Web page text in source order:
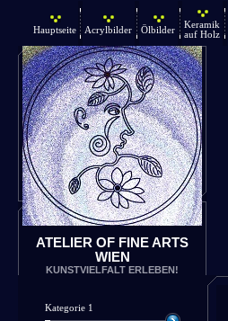
Hauptseite Acrylbilder Ölbilder
Keramik
auf Holz
ATELIER OF FINE ARTS
WIEN
KUNSTVIELFALT ERLEBEN!
Kategorie 1